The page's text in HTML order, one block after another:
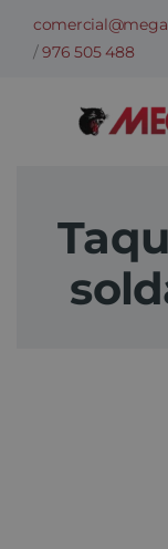
Saltar
/976 505 488
Sectores